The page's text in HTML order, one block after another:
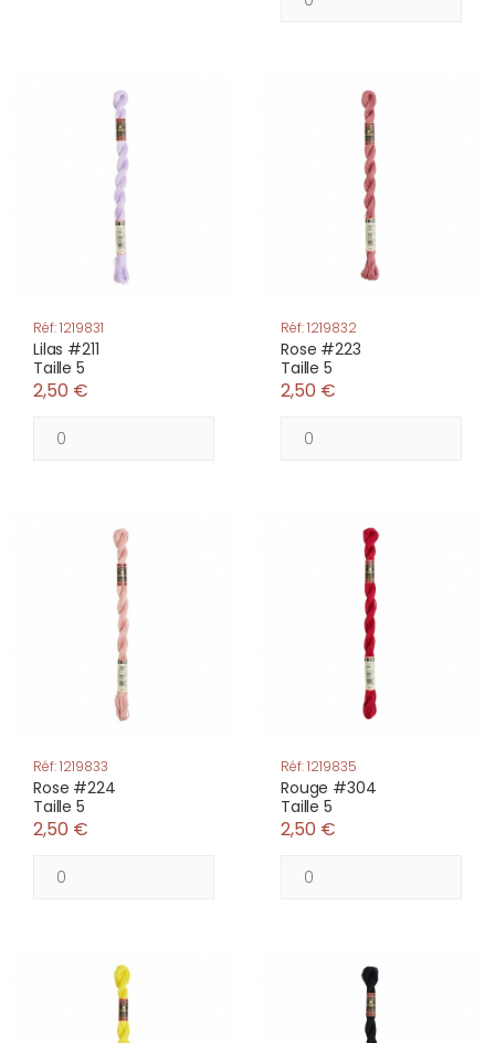
Réf: 1219831
Lilas #211
Taille 5
2,50 €
Réf: 1219832
Rose #223
Taille 5
2,50 €
Réf: 1219833
Rose #224
Taille 5
2,50 €
Réf: 1219835
Rouge #304
Taille 5
2,50 €